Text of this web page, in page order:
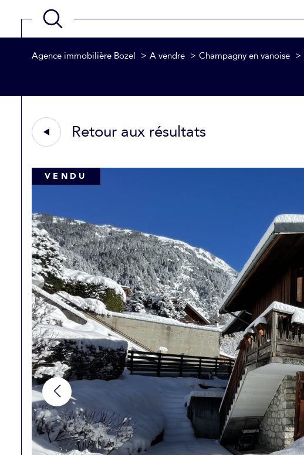
Acheter
Maison 73350 - Champagny-en-Vanoise
Agence immobilière Bozel A vendre Champagny en vanoise
Retour aux résultats
VENDU